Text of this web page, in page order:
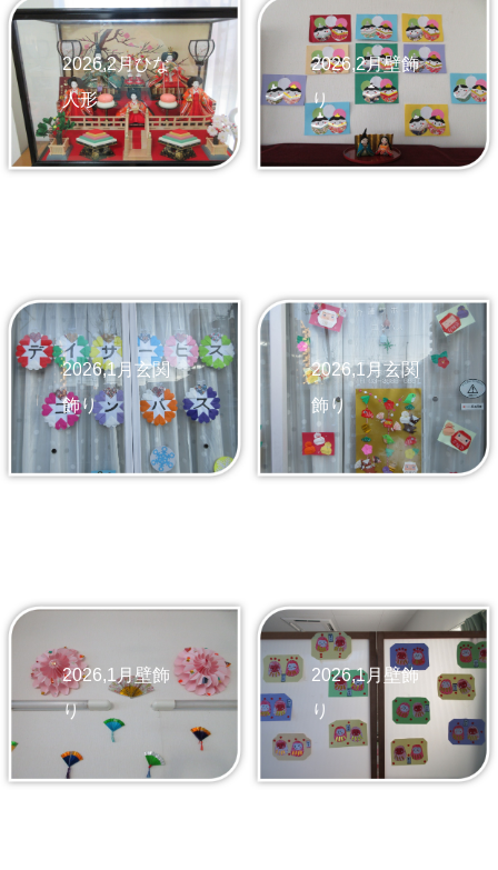
2026,2月ひな
人形
2026,2月壁飾
り
2026,1月玄関
飾り
2026,1月玄関
飾り
2026,1月壁飾
り
2026,1月壁飾
り